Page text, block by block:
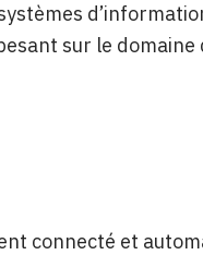
sur le domaine
connecté et